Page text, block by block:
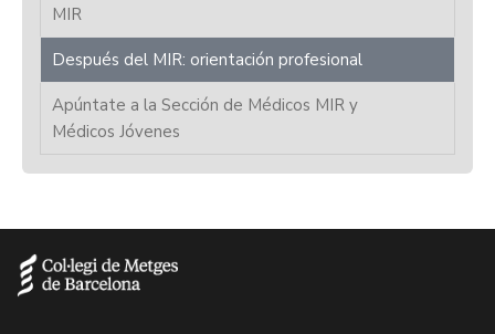
MIR
Después del MIR: orientación profesional
Apúntate a la Sección de Médicos MIR y
Médicos Jóvenes